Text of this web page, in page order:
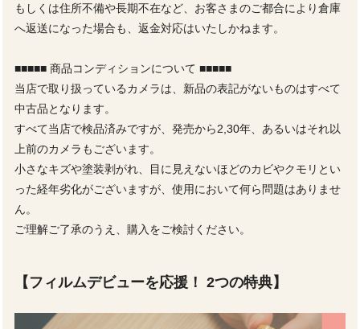
もしくは住所不備や長期不在など、お客さまのご都合により倉庫
へ返送になった場合も、返金対応はいたしかねます。
■■■■■ 商品コンディションについて ■■■■■
当店で取り扱っているカメラは、新品の表記がないものはすべて
中古品となります。
すべて当店で検品済みですが、発売から2,30年、あるいはそれ以
上前のカメラもございます。
小さなキズや塗装剥がれ、目に見えないほどのカビやクモリとい
った経年劣化がございますが、使用において何ら問題はありませ
ん。
ご理解ご了承のうえ、購入をご検討ください。
【フィルムデビューを応援！ 2つの特典】